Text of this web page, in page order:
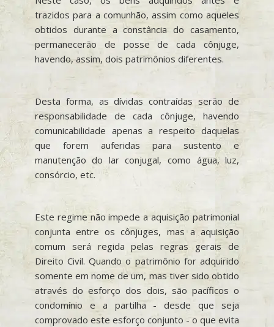
trazidos para a comunhão, assim como aqueles
obtidos durante a constância do casamento,
permanecerão de posse de cada cônjuge,
havendo, assim, dois patrimônios diferentes.
Desta forma, as dívidas contraídas serão de
responsabilidade de cada cônjuge, havendo
comunicabilidade apenas a respeito daquelas
que forem auferidas para sustento e
manutenção do lar conjugal, como água, luz,
consórcio, etc.
Este regime não impede a aquisição patrimonial
conjunta entre os cônjuges, mas a aquisição
comum será regida pelas regras gerais de
Direito Civil. Quando o patrimônio for adquirido
somente em nome de um, mas tiver sido obtido
através do esforço dos dois, são pacíficos o
condomínio e a partilha - desde que seja
comprovado este esforço conjunto - o que evita